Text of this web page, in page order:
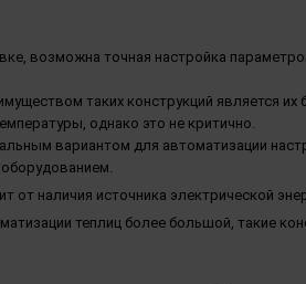
возможна точная настройка
таких конструкций является
однако это не критично.
вариантом для автоматизации
от наличия источника электрической
теплиц более большой, такие